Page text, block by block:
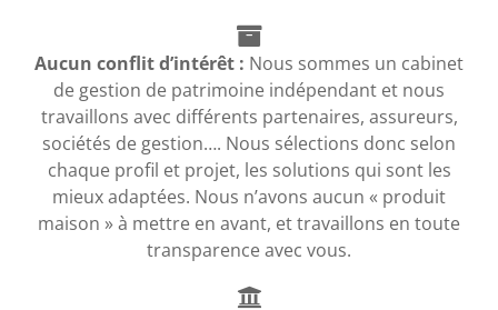
Aucun conflit d’intérêt : Nous sommes un cabinet
de gestion de patrimoine indépendant et nous
travaillons avec différents partenaires, assureurs,
sociétés de gestion…. Nous sélections donc selon
chaque profil et projet, les solutions qui sont les
mieux adaptées. Nous n’avons aucun « produit
maison » à mettre en avant, et travaillons en toute
transparence avec vous.